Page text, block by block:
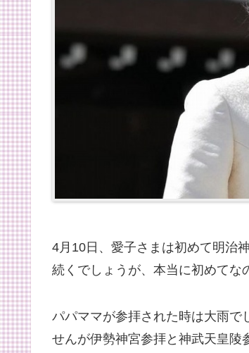
4月10日、愛子さまは初めて明治
続くでしょうが、本当に初めてな
パパママが参拝された時は大雨で
せんが伊勢神宮参拝と神武天皇陵